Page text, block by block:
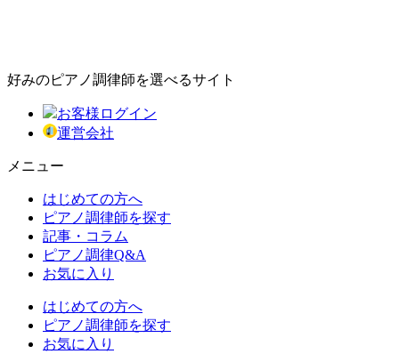
好みのピアノ調律師を選べるサイト
お客様ログイン
運営会社
メニュー
はじめての方へ
ピアノ調律師を探す
記事・コラム
ピアノ調律Q&A
お気に入り
はじめての方へ
ピアノ調律師を探す
お気に入り